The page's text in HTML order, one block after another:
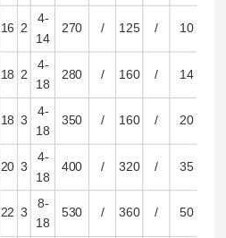
16 2
4-
14
270 / 125 / 10
18 2
4-
18
280 / 160 / 14
18 3
4-
18
350 / 160 / 20
20 3
4-
18
400 / 320 / 35
22 3
8-
18
530 / 360 / 50